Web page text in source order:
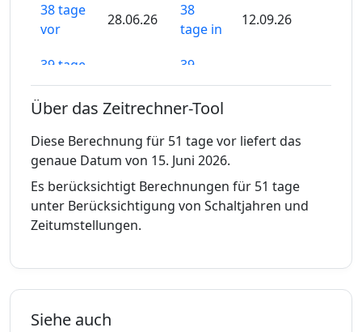
38 tage
vor
28.06.26
38
tage in
12.09.26
39 tage
vor
39
tage in
40 tage
vor
40
tage in
vor
25.06.26
tage in
15.09.26
42 tage
43 tage
23.06.26
43
17.09.26
Über das Zeitrechner-Tool
Diese Berechnung für 51 tage vor liefert das
genaue Datum von 15. Juni 2026.
Es berücksichtigt Berechnungen für 51 tage
unter Berücksichtigung von Schaltjahren und
Zeitumstellungen.
Siehe auch